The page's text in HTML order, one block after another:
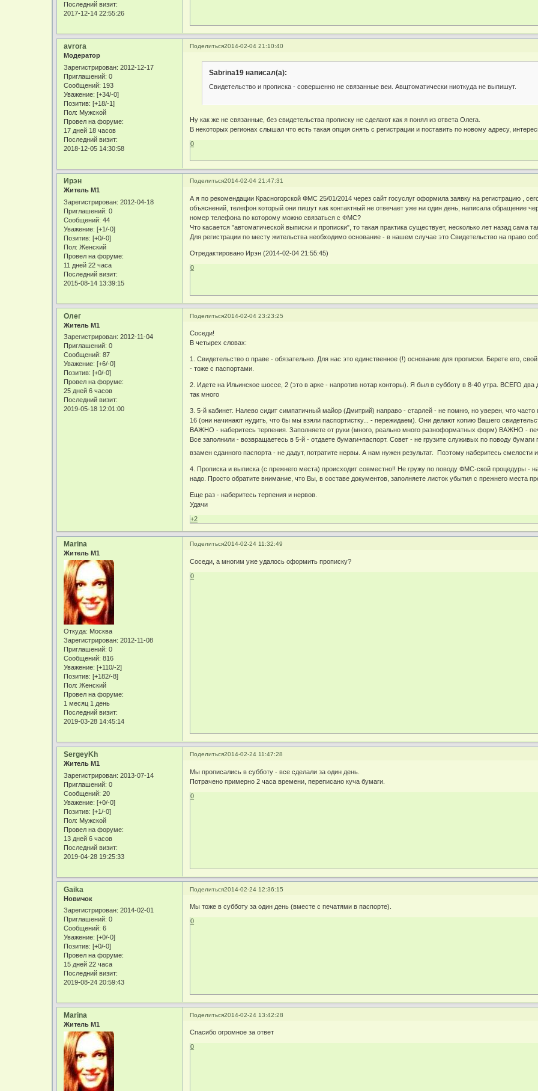
Последний визит:
2017-12-14 22:55:26
Поделиться2014-02-04 21:10:40
avrora
Модератор
Зарегистрирован: 2012-12-17
Приглашений: 0
Сообщений: 193
Уважение: [+34/-0]
Позитив: [+18/-1]
Пол: Мужской
Провел на форуме:
17 дней 18 часов
Последний визит:
2018-12-05 14:30:58
Sabrina19 написал(а):
Свидетельство и прописка - совершенно не связанные веи. Авщтоматически ниоткуда не выпишут.
Ну как же не связанные, без свидетельства прописку не сделают как я понял из ответа Олега.
В некоторых регионах слышал что есть такая опция снять с регистрации и поставить по новому адресу,
0
Поделиться2014-02-04 21:47:31
Ирэн
Житель М1
Зарегистрирован: 2012-04-18
Приглашений: 0
Сообщений: 44
Уважение: [+1/-0]
Позитив: [+0/-0]
Пол: Женский
Провел на форуме:
11 дней 22 часа
Последний визит:
2015-08-14 13:39:15
А я по рекомендации Красногорской ФМС 25/01/2014 через сайт госуслуг оформила заявку на регистрацию ,
объяснений, телефон который они пишут как контактный не отвечает уже ни один день, написала обращение
номер телефона по которому можно связаться с ФМС?
Что касается "автоматической выписки и прописки", то такая практика существует, несколько лет назад сама
Для регистрации по месту жительства необходимо основание - в нашем случае это Свидетельство на право
Отредактировано Ирэн (2014-02-04 21:55:45)
0
Поделиться2014-02-04 23:23:25
Олег
Житель М1
Зарегистрирован: 2012-11-04
Приглашений: 0
Сообщений: 87
Уважение: [+6/-0]
Позитив: [+0/-0]
Провел на форуме:
25 дней 6 часов
Последний визит:
2019-05-18 12:01:00
Соседи!
В четырех словах:
1. Свидетельство о праве - обязательно. Для нас это единственное (!) основание для прописки. Берете его,
- тоже с паспортами.
2. Идете на Ильинское шоссе, 2 (это в арке - напротив нотар конторы). Я был в субботу в 8-40 утра. ВСЕГО
так много
3. 5-й кабинет. Налево сидит симпатичный майор (Дмитрий) направо - старлей - не помню, но уверен, что
16 (они начинают нудить, что бы мы взяли паспортистку... - пережидаем). Они делают копию Вашего
ВАЖНО - наберитесь терпения. Заполняете от руки (много, реально много разноформатных форм) ВАЖНО -
Все заполнили - возвращаетесь в 5-й - отдаете бумаги+паспорт. Совет - не грузите служивых по поводу
взамен сданного паспорта - не дадут, потратите нервы. А нам нужен результат. Поэтому наберитесь смелости
4. Прописка и выписка (с прежнего места) происходит совместно!! Не гружу по поводу ФМС-ской процедуры -
надо. Просто обратите внимание, что Вы, в составе документов, заполняете листок убытия с прежнего места
Еще раз - наберитесь терпения и нервов.
Удачи
+2
Поделиться2014-02-24 11:32:49
Marina
Житель М1
Откуда: Москва
Зарегистрирован: 2012-11-08
Приглашений: 0
Сообщений: 816
Уважение: [+110/-2]
Позитив: [+182/-8]
Пол: Женский
Провел на форуме:
1 месяц 1 день
Последний визит:
2019-03-28 14:45:14
Соседи, а многим уже удалось оформить прописку?
0
Поделиться2014-02-24 11:47:28
SergeyKh
Житель М1
Зарегистрирован: 2013-07-14
Приглашений: 0
Сообщений: 20
Уважение: [+0/-0]
Позитив: [+1/-0]
Пол: Мужской
Провел на форуме:
13 дней 6 часов
Последний визит:
2019-04-28 19:25:33
Мы прописались в субботу - все сделали за один день.
Потрачено примерно 2 часа времени, переписано куча бумаги.
0
Поделиться2014-02-24 12:36:15
Gaika
Новичок
Зарегистрирован: 2014-02-01
Приглашений: 0
Сообщений: 6
Уважение: [+0/-0]
Позитив: [+0/-0]
Провел на форуме:
15 дней 22 часа
Последний визит:
2019-08-24 20:59:43
Мы тоже в субботу за один день (вместе с печатями в паспорте).
0
Поделиться2014-02-24 13:42:28
Marina
Житель М1
Спасибо огромное за ответ
0